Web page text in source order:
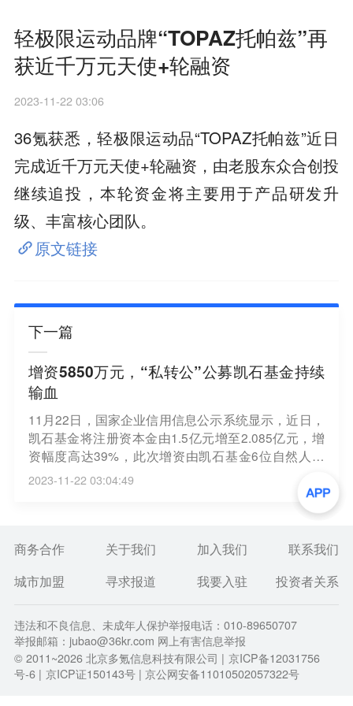
轻极限运动品牌“TOPAZ托帕兹”再
获近千万元天使+轮融资
2023-11-22 03:06
36氪获悉，轻极限运动品“TOPAZ托帕兹”近日
完成近千万元天使+轮融资，由老股东众合创投
继续追投，本轮资金将主要用于产品研发升
级、丰富核心团队。
原文链接
下一篇
增资5850万元，“私转公”公募凯石基金持续
输血
11月22日，国家企业信用信息公示系统显示，近日，
凯石基金将注册资本金由1.5亿元增至2.085亿元，增
资幅度高达39%，此次增资由凯石基金6位自然人股
东同比例增资，增资完成之后，公司董事长陈继武出
资13552.5万元，持有凯石基金65％股权，仍为凯石
基金第一大股东，这也是凯石基金成立以来第二次增
2023-11-22 03:04:49
商务合作 关于我们 加入我们
联系我们
城市加盟
寻求报道 我要入驻 投资者关系
违法和不良信息、未成年人保护举报电话：010-89650707
举报邮箱：jubao@36kr.com 网上有害信息举报
© 2011~2026北京多氪信息科技有限公司 | 京ICP备12031756
号-6 | 京ICP证150143号 | 京公网安备11010502057322号